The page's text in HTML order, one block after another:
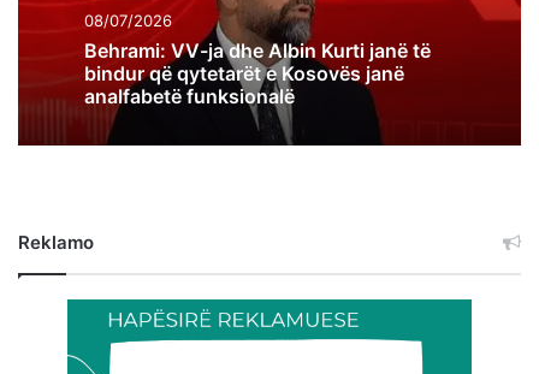
08/07/2026
Behrami: VV-ja dhe Albin Kurti janë të
bindur që qytetarët e Kosovës janë
analfabetë funksionalë
Reklamo